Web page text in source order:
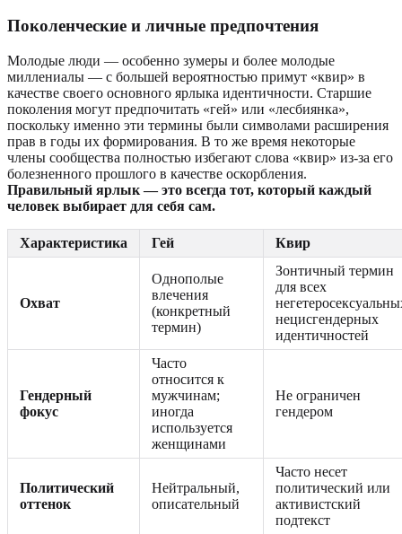
Поколенческие и личные предпочтения
Молодые люди — особенно зумеры и более молодые
миллениалы — с большей вероятностью примут «квир» в
качестве своего основного ярлыка идентичности. Старшие
поколения могут предпочитать «гей» или «лесбиянка»,
поскольку именно эти термины были символами расширения
прав в годы их формирования. В то же время некоторые
члены сообщества полностью избегают слова «квир» из-за его
болезненного прошлого в качестве оскорбления.
Правильный ярлык — это всегда тот, который каждый
человек выбирает для себя сам.
Характеристика Гей Квир
Охват
Однополые
влечения
(конкретный
термин)
Зонтичный термин
для всех
нецисгендерных
идентичностей
Гендерный
фокус
Часто
относится к
мужчинам;
иногда
используется
женщинами
Не ограничен
гендером
Политический
оттенок
Нейтральный,
описательный
Часто несет
политический или
активистский
подтекст